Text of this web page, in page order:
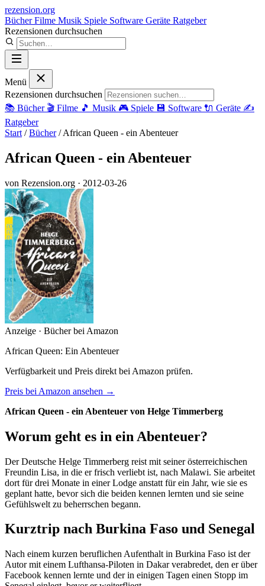
rezension.org
BücherFilme Musik Spiele Software Geräte Ratgeber
Rezensionen durchsuchen
Menü
Rezensionen durchsuchen
📚 Bücher 🎬 Filme 🎵 Musik 🎮 Spiele 💾 Software 🔌 Geräte ✍️
Ratgeber
Start / Bücher / African Queen - ein Abenteuer
African Queen - ein Abenteuer
von Rezension.org · 2012-03-26
Anzeige · Bücher bei Amazon
African Queen: Ein Abenteuer
Verfügbarkeit und Preis direkt bei Amazon prüfen.
Preis bei Amazon ansehen →
African Queen - ein Abenteuer von Helge Timmerberg
Worum geht es in ein Abenteuer?
Der Deutsche Helge Timmerberg reist mit seiner österreichischen
Freundin Lisa, in die er frisch verliebt ist, nach Malawi. Sie arbeitet
dort für drei Monate in einer Lodge anstatt für ein Jahr, wie sie es
geplant hatte, bevor sich die beiden kennen lernten und sie seine
Gefühlswelt zu beherrschen begann.
Kurztrip nach Burkina Faso und Senegal
Nach einem kurzen beruflichen Aufenthalt in Burkina Faso ist der
Autor mit einem Lufthansa-Piloten in Dakar verabredet, den er über
Facebook kennen lernte und der in einigen Tagen einen Stopp im